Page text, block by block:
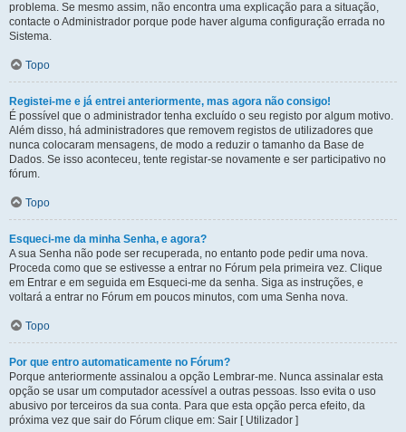
problema. Se mesmo assim, não encontra uma explicação para a situação,
contacte o Administrador porque pode haver alguma configuração errada no
Sistema.
Topo
Registei-me e já entrei anteriormente, mas agora não consigo!
É possível que o administrador tenha excluído o seu registo por algum motivo.
Além disso, há administradores que removem registos de utilizadores que
nunca colocaram mensagens, de modo a reduzir o tamanho da Base de
Dados. Se isso aconteceu, tente registar-se novamente e ser participativo no
fórum.
Topo
Esqueci-me da minha Senha, e agora?
A sua Senha não pode ser recuperada, no entanto pode pedir uma nova.
Proceda como que se estivesse a entrar no Fórum pela primeira vez. Clique
em Entrar e em seguida em Esqueci-me da senha. Siga as instruções, e
voltará a entrar no Fórum em poucos minutos, com uma Senha nova.
Topo
Por que entro automaticamente no Fórum?
Porque anteriormente assinalou a opção Lembrar-me. Nunca assinalar esta
opção se usar um computador acessível a outras pessoas. Isso evita o uso
abusivo por terceiros da sua conta. Para que esta opção perca efeito, da
próxima vez que sair do Fórum clique em: Sair [ Utilizador ]